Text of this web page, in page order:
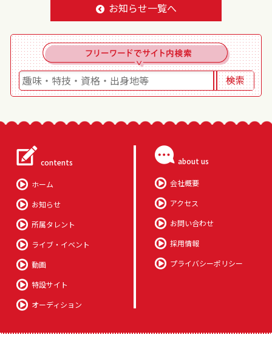
お知らせ一覧へ
contents
ホーム
お知らせ
所属タレント
ライブ・イベント
動画
特設サイト
オーディション
about us
会社概要
アクセス
お問い合わせ
採用情報
プライバシーポリシー